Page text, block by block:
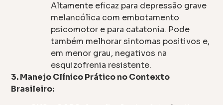
Altamente eficaz para depressão grave
melancólica com embotamento
psicomotor e para catatonia. Pode
também melhorar sintomas positivos e,
em menor grau, negativos na
esquizofrenia resistente.
3. Manejo Clínico Prático no Contexto
Brasileiro: